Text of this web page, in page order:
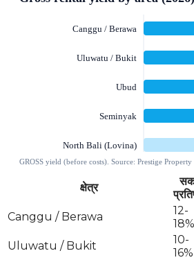
क्षेत्र
Canggu / Berawa
12-
18%
Uluwatu / Bukit
10-
16%